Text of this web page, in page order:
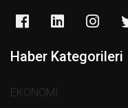
Haber Kategorileri
EKONOMİ